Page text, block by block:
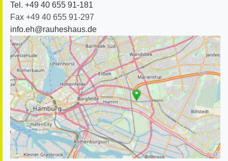
Tel. +49 40 655 91-181
Fax +49 40 655 91-297
info.eh@rauheshaus.de